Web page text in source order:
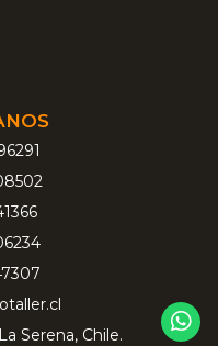
Serena, Chile.